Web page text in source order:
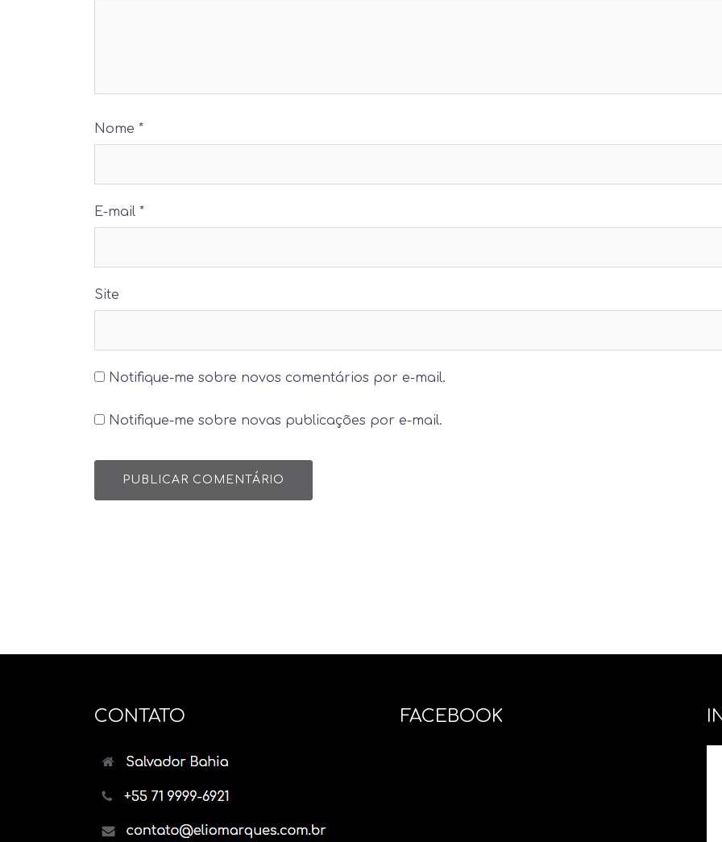
Nome *
E-mail *
Site
Notifique-me sobre novos comentários por e-mail.
Notifique-me sobre novas publicações por e-mail.
CONTATO FACEBOOK